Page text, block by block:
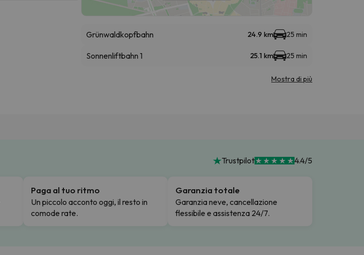
Grünwaldkopfbahn 24.9 km 25 min
Sonnenliftbahn 1 25.1 km 25 min
Mostra di più
Trustpilot 4.4/5
Paga al tuo ritmo
Un piccolo acconto oggi, il resto in
comode rate.
Garanzia totale
Garanzia neve, cancellazione
flessibile e assistenza 24/7.